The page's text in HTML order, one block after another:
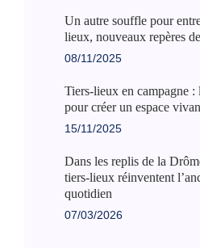
Un autre souffle pour
lieux, nouveaux repères
08/11/2025
Tiers-lieux en campagne :
pour créer un espace
15/11/2025
Dans les replis de la
tiers-lieux réinventent
quotidien
07/03/2026